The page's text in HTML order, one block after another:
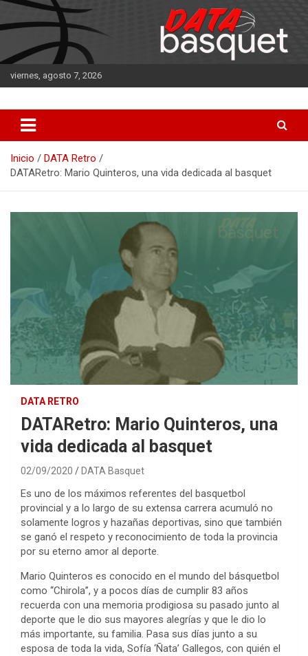
Saltar
al
contenido
viernes, agosto 7, 2026
DATA Basquet
Inicio
DATA Retro
DATARetro: Mario Quinteros, una vida dedicada al basquet
DATA RETRO
DATARetro: Mario Quinteros, una
vida dedicada al basquet
02/09/2020 DATA Basquet
Es uno de los máximos referentes del basquetbol
provincial y a lo largo de su extensa carrera acumuló no
solamente logros y hazañas deportivas, sino que también
se ganó el respeto y reconocimiento de toda la provincia
por su eterno amor al deporte.
Mario Quinteros es conocido en el mundo del básquetbol
como ‘‘Chirola’’, y a pocos días de cumplir 83 años
recuerda con una memoria prodigiosa su pasado junto al
deporte que le dio sus mayores alegrías y que le dio lo
más importante, su familia. Pasa sus días junto a su
esposa de toda la vida, Sofía ‘Ñata’ Gallegos, con quién el